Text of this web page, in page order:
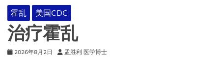
霍乱 美国CDC
治疗霍乱
2026年8月2日 孟胜利 医学博士